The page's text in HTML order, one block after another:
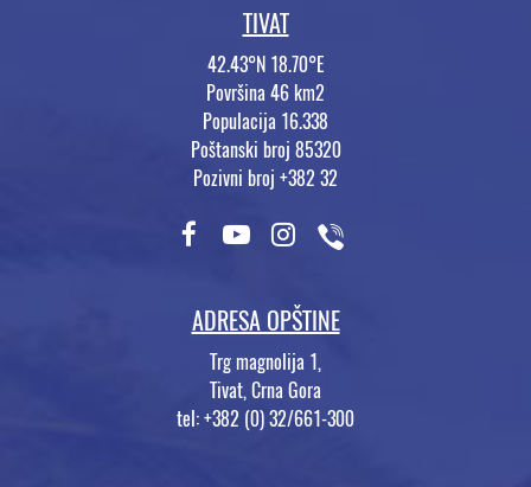
TIVAT
42.43°N 18.70°E
Površina 46 km2
Populacija 16.338
Poštanski broj 85320
Pozivni broj +382 32
ADRESA OPŠTINE
Trg magnolija 1,
Tivat, Crna Gora
tel: +382 (0) 32/661-300